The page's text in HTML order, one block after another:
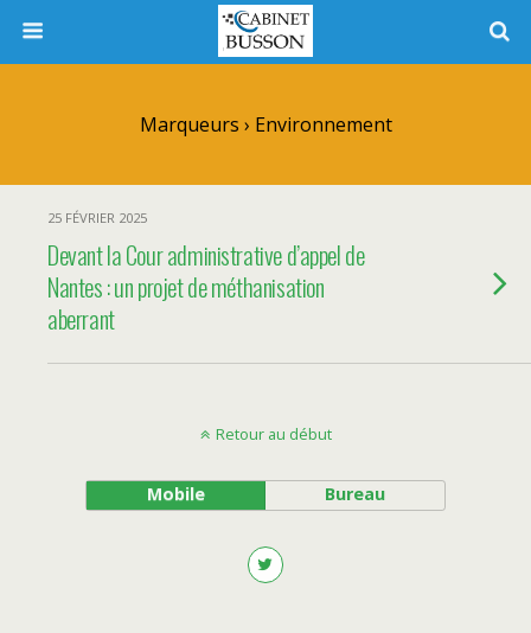
Marqueurs › Environnement
25 FÉVRIER 2025
Devant la Cour administrative d’appel de
Nantes : un projet de méthanisation
aberrant
Retour au début
Mobile Bureau